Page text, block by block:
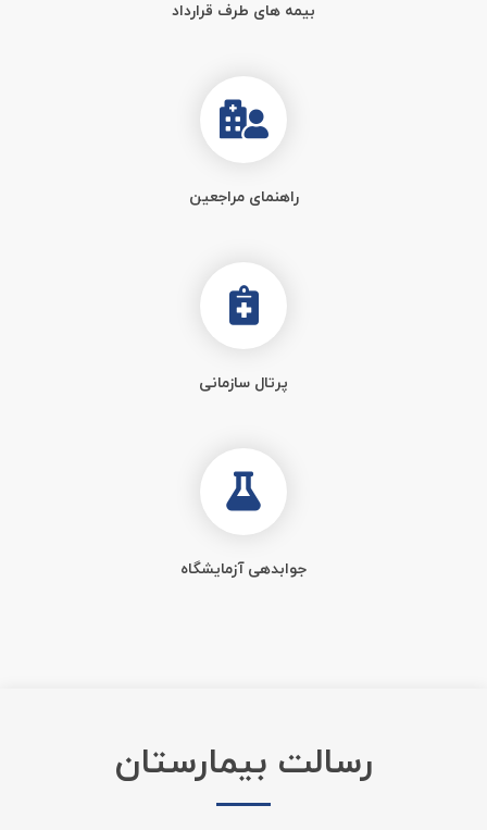
بیمه های طرف قرارداد
راهنمای مراجعین
پرتال سازمانی
جوابدهی آزمایشگاه
رسالت بیمارستان